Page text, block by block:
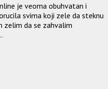
je veoma obuhvatan i
svima koji zele da steknu
zelim da se zahvalim